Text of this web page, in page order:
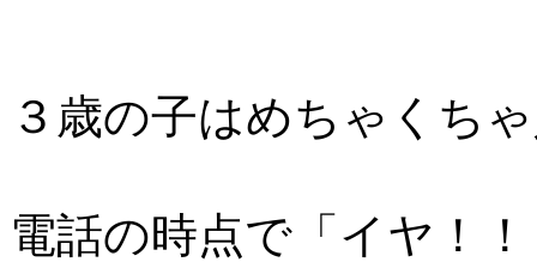
３歳の子はめちゃくち
電話の時点で「イヤ！